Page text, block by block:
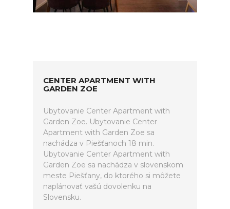
CENTER APARTMENT WITH
GARDEN ZOE
Ubytovanie Center Apartment with
Garden Zoe. Ubytovanie Center
Apartment with Garden Zoe sa
nachádza v Piešťanoch 18 min.
Ubytovanie Center Apartment with
Garden Zoe sa nachádza v slovenskom
meste Piešťany, do ktorého si môžete
naplánovať vašú dovolenku na
Slovensku.